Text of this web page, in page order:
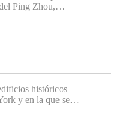
Ping Zhou,…
históricos
y en la que se…